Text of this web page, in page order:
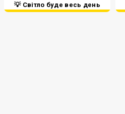
💡 Світло буде весь день